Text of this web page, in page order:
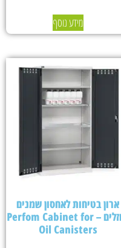
מידע נוסף
ארון בטיחות לאחסון שמנים
ונוזלים – Perfom Cabinet for
Oil Canisters